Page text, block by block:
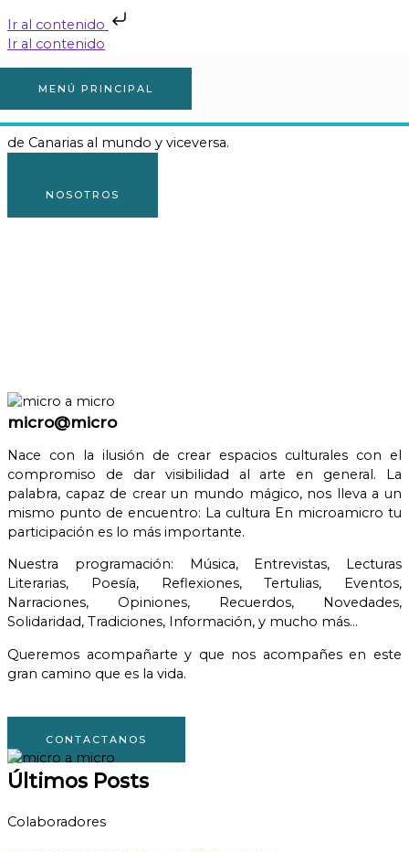
Ir al contenido
Ir al contenido
MENÚ PRINCIPAL
BIENVENIDOS A RADIO
micro@micro
de Canarias al mundo y viceversa.
NOSOTROS
micro@micro
Nace con la ilusión de crear espacios culturales con el
compromiso de dar visibilidad al arte en general. La
palabra, capaz de crear un mundo mágico, nos lleva a un
mismo punto de encuentro: La cultura En microamicro tu
participación es lo más importante.
Nuestra programación: Música, Entrevistas, Lecturas
Literarias, Poesía, Reflexiones, Tertulias, Eventos,
Narraciones, Opiniones, Recuerdos, Novedades,
Solidaridad, Tradiciones, Información, y mucho más…
Queremos acompañarte y que nos acompañes en este
gran camino que es la vida.
CONTACTANOS
Últimos Posts
Colaboradores